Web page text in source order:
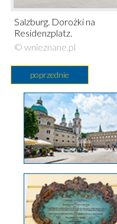
Salzburg. Dorożki na
Residenzplatz.
© wnieznane.pl
poprzednie